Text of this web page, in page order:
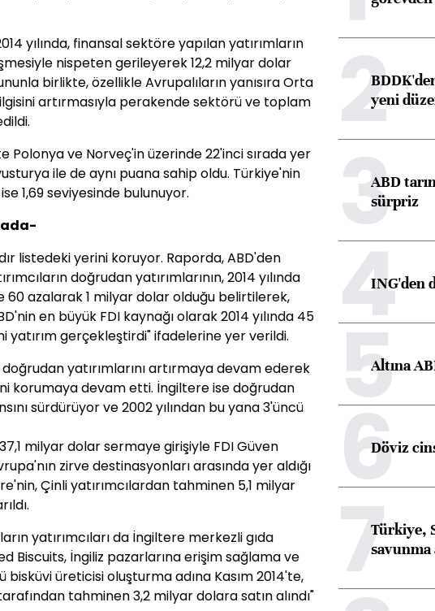
yılında, finansal sektöre yapılan yatırımların
nispeten gerileyerek 12,2 milyar dolar
birlikte, özellikle Avrupalıların yanısıra Orta
ilgisini artırmasıyla perakende sektörü ve toplam
Polonya ve Norveç'in üzerinde 22'inci sırada yer
ile de aynı puana sahip oldu. Türkiye'nin
1,69 seviyesinde bulunuyor.
listedeki yerini koruyor. Raporda, ABD'den
doğrudan yatırımlarının, 2014 yılında
60 azalarak 1 milyar dolar olduğu belirtilerek,
en büyük FDI kaynağı olarak 2014 yılında 45
yatırım gerçekleştirdi" ifadelerine yer verildi.
yatırımlarını artırmaya devam ederek
korumaya devam etti. İngiltere ise doğrudan
sürdürüyor ve 2002 yılından bu yana 3'üncü
milyar dolar sermaye girişiyle FDI Güven
zirve destinasyonları arasında yer aldığı
Çinli yatırımcılardan tahminen 5,1 milyar
yatırımcıları da İngiltere merkezli gıda
Biscuits, İngiliz pazarlarına erişim sağlama ve
bisküvi üreticisi oluşturma adına Kasım 2014'te,
tahminen 3,2 milyar dolara satın alındı"
2
yeni
3
ABD
sürpriz
4ING'den
5
Altına
6
Döviz
7Türkiye,
savunma